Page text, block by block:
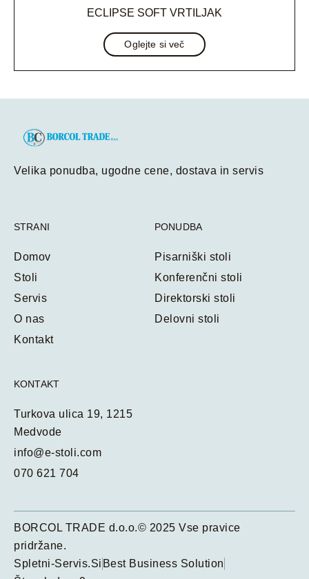
ECLIPSE SOFT VRTILJAK
Oglejte si več
Velika ponudba, ugodne cene, dostava in servis
STRANI
Domov
Stoli
Servis
O nas
Kontakt
PONUDBA
Pisarniški stoli
Konferenčni stoli
Direktorski stoli
Delovni stoli
KONTAKT
Turkova ulica 19, 1215
Medvode
info@e-stoli.com
070 621 704
BORCOL TRADE d.o.o.© 2025 Vse pravice
pridržane.
Spletni-Servis.Si Best Business Solution